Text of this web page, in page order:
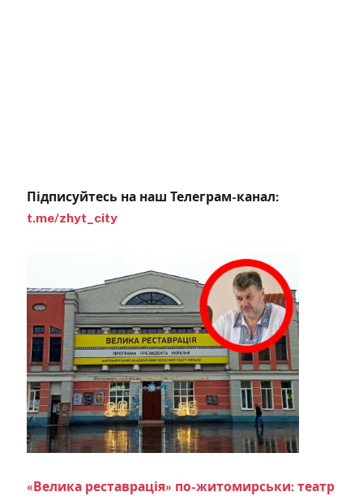
Підписуйтесь на наш Телеграм-канал:
t.me/zhyt_city
«Велика реставрація» по-житомирськи: театр